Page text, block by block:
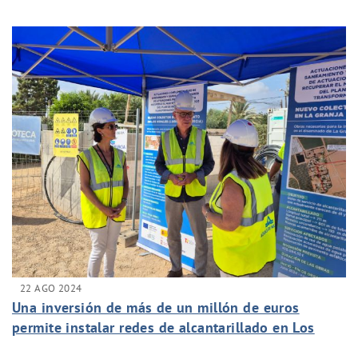
22 AGO 2024
Una inversión de más de un millón de euros
permite instalar redes de alcantarillado en Los